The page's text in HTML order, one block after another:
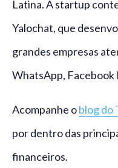
Latina. A startup
Yalochat, que
grandes empresas
WhatsApp,
Acompanhe oblog do
por dentro das
financeiros.